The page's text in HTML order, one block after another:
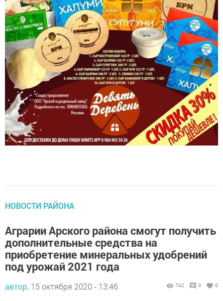
НОВОСТИ РАЙОНА
Аграрии Арского района смогут получить
дополнительные средства на
приобретение минеральных удобрений
под урожай 2021 года
автор, 15 октября 2020 - 13:46 742 0 0